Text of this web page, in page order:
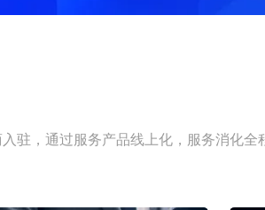
驻，通过服务产品线上化，服务消化